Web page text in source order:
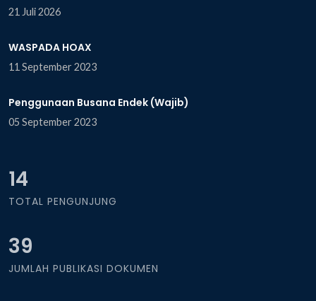
21 Juli 2026
WASPADA HOAX
11 September 2023
Penggunaan Busana Endek (Wajib)
05 September 2023
14
TOTAL PENGUNJUNG
39
JUMLAH PUBLIKASI DOKUMEN